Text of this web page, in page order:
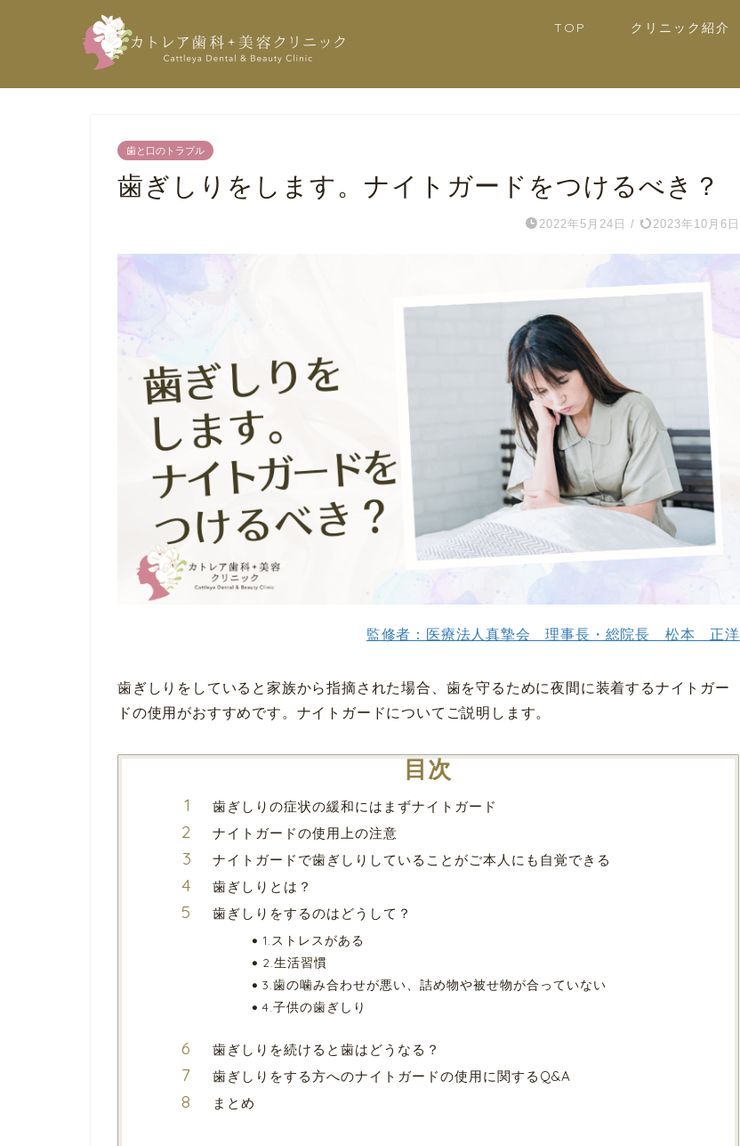
TOP クリニック紹介
歯と口のトラブル
歯ぎしりをします。ナイトガードをつけるべき？
2022年5月24日 / 2023年10月6日
監修者：医療法人真摯会 理事長・総院長 松本 正洋
歯ぎしりをしていると家族から指摘された場合、歯を守るために夜間に装着するナイトガー
ドの使用がおすすめです。ナイトガードについてご説明します。
目次
歯ぎしりの症状の緩和にはまずナイトガード
ナイトガードの使用上の注意
ナイトガードで歯ぎしりしていることがご本人にも自覚できる
歯ぎしりとは？
歯ぎしりをするのはどうして？
1.ストレスがある
2.生活習慣
3.歯の噛み合わせが悪い、詰め物や被せ物が合っていない
4.子供の歯ぎしり
歯ぎしりを続けると歯はどうなる？
歯ぎしりをする方へのナイトガードの使用に関するQ&A
まとめ